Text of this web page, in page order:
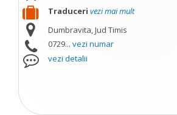
Traduceri vezi mai mult
Dumbravita, Jud Timis
0729... vezi numar
vezi detalii